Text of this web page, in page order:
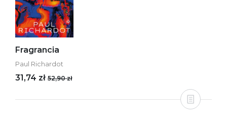
Fragrancia
Paul Richardot
31,74 zł 52,90 zł